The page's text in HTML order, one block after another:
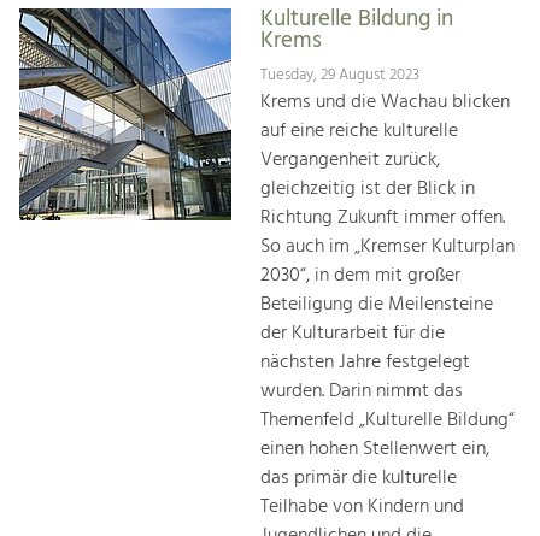
Kulturelle Bildung in
Krems
Tuesday, 29 August 2023
Krems und die Wachau blicken
auf eine reiche kulturelle
Vergangenheit zurück,
gleichzeitig ist der Blick in
Richtung Zukunft immer offen.
So auch im „Kremser Kulturplan
2030“, in dem mit großer
Beteiligung die Meilensteine
der Kulturarbeit für die
nächsten Jahre festgelegt
wurden. Darin nimmt das
Themenfeld „Kulturelle Bildung“
einen hohen Stellenwert ein,
das primär die kulturelle
Teilhabe von Kindern und